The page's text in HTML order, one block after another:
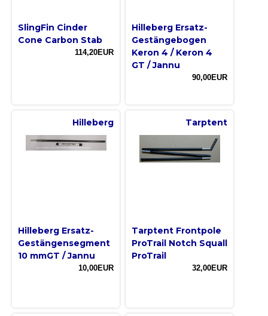
SlingFin Cinder
Cone Carbon Stab
114,20EUR
Hilleberg Ersatz-
Gestängebogen
Keron 4 / Keron 4
GT / Jannu
90,00EUR
Hilleberg
Hilleberg Ersatz-
Gestängensegment
10 mmGT / Jannu
10,00EUR
Tarptent
Tarptent Frontpole
ProTrail Notch Squall
ProTrail
32,00EUR